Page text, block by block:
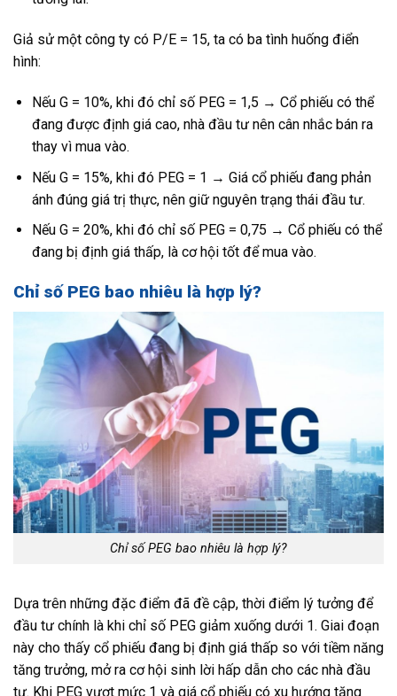
Giả sử một công ty có P/E = 15, ta có ba tình huống điển
hình:
Nếu G = 10%, khi đó chỉ số PEG = 1,5 → Cổ phiếu có thể
đang được định giá cao, nhà đầu tư nên cân nhắc bán ra
thay vì mua vào.
Nếu G = 15%, khi đó PEG = 1 → Giá cổ phiếu đang phản
ánh đúng giá trị thực, nên giữ nguyên trạng thái đầu tư.
Nếu G = 20%, khi đó chỉ số PEG = 0,75 → Cổ phiếu có thể
đang bị định giá thấp, là cơ hội tốt để mua vào.
Chỉ số PEG bao nhiêu là hợp lý?
Chỉ số PEG bao nhiêu là hợp lý?
Dựa trên những đặc điểm đã đề cập, thời điểm lý tưởng để
đầu tư chính là khi chỉ số PEG giảm xuống dưới 1. Giai đoạn
này cho thấy cổ phiếu đang bị định giá thấp so với tiềm năng
tăng trưởng, mở ra cơ hội sinh lời hấp dẫn cho các nhà đầu
tư. Khi PEG vượt mức 1 và giá cổ phiếu có xu hướng tăng